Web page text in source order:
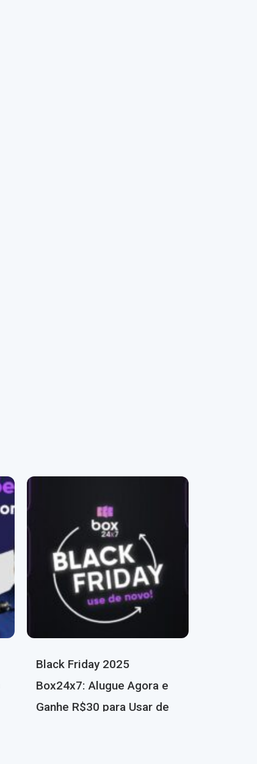
Black Friday 2025
Box24x7: Alugue Agora e
Ganhe R$30 para Usar de